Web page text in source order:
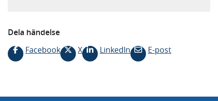
Dela händelse
Facebook
X LinkedIn E-post